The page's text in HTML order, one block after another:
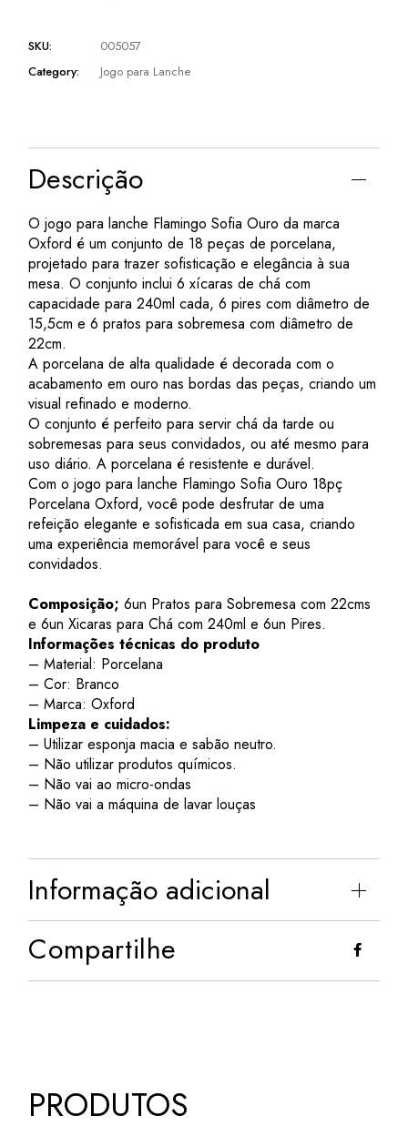
SKU:
005057
Category:
Jogo para Lanche
Descrição
O jogo para lanche Flamingo Sofia Ouro da marca
Oxford é um conjunto de 18 peças de porcelana,
projetado para trazer sofisticação e elegância à sua
mesa. O conjunto inclui 6 xícaras de chá com
capacidade para 240ml cada, 6 pires com diâmetro de
15,5cm e 6 pratos para sobremesa com diâmetro de
22cm.
A porcelana de alta qualidade é decorada com o
acabamento em ouro nas bordas das peças, criando um
visual refinado e moderno.
O conjunto é perfeito para servir chá da tarde ou
sobremesas para seus convidados, ou até mesmo para
uso diário. A porcelana é resistente e durável.
Com o jogo para lanche Flamingo Sofia Ouro 18pç
Porcelana Oxford, você pode desfrutar de uma
refeição elegante e sofisticada em sua casa, criando
uma experiência memorável para você e seus
convidados.
Composição; 6un Pratos para Sobremesa com 22cms
e 6un Xicaras para Chá com 240ml e 6un Pires.
Informações técnicas do produto
– Material: Porcelana
– Cor: Branco
– Marca: Oxford
Limpeza e cuidados:
– Utilizar esponja macia e sabão neutro.
– Não utilizar produtos químicos.
– Não vai ao micro-ondas
– Não vai a máquina de lavar louças
Informação adicional
Compartilhe
PRODUTOS